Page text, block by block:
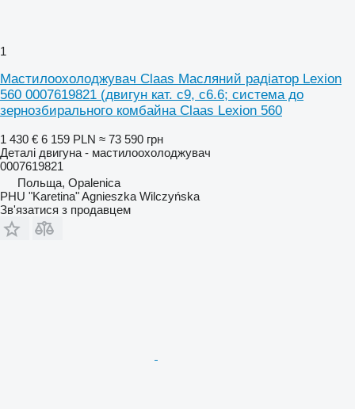
1
Мастилоохолоджувач Claas Масляний радіатор Lexion
560 0007619821 (двигун кат. c9, c6.6; система до
зернозбирального комбайна Claas Lexion 560
1 430 € 6 159 PLN ≈ 73 590 грн
Деталі двигуна - мастилоохолоджувач
0007619821
Польща, Opalenica
PHU "Karetina" Agnieszka Wilczyńska
Зв'язатися з продавцем